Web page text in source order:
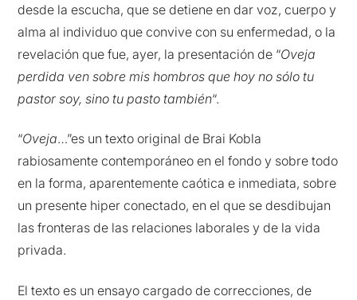
desde la escucha, que se detiene en dar voz, cuerpo y
alma al individuo que convive con su enfermedad, o la
revelación que fue, ayer, la presentación de “Oveja
perdida ven sobre mis hombros que hoy no sólo tu
pastor soy, sino tu pasto también“.
“Oveja…”es un texto original de Brai Kobla
rabiosamente contemporáneo en el fondo y sobre todo
en la forma, aparentemente caótica e inmediata, sobre
un presente hiper conectado, en el que se desdibujan
las fronteras de las relaciones laborales y de la vida
privada.
El texto es un ensayo cargado de correcciones, de